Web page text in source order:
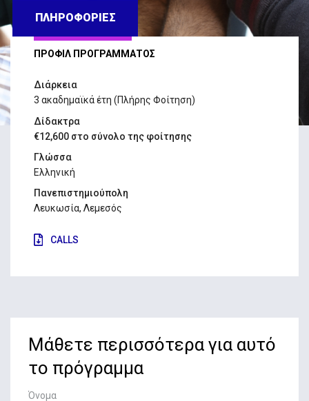
ΠΛΗΡΟΦΟΡΙΕΣ
ΠΡΟΦΙΛ ΠΡΟΓΡΑΜΜΑΤΟΣ
Διάρκεια
3 ακαδημαϊκά έτη (Πλήρης Φοίτηση)
Δίδακτρα
€12,600 στο σύνολο της φοίτησης
Γλώσσα
Ελληνική
Πανεπιστημιούπολη
Λευκωσία, Λεμεσός
CALLS
Μάθετε περισσότερα για αυτό
το πρόγραμμα